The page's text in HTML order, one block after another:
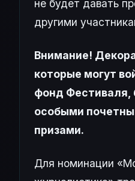
не будет давать
другими
Внимание!
которые могут
фонд Фестиваля,
особыми
призами.
Для номинации